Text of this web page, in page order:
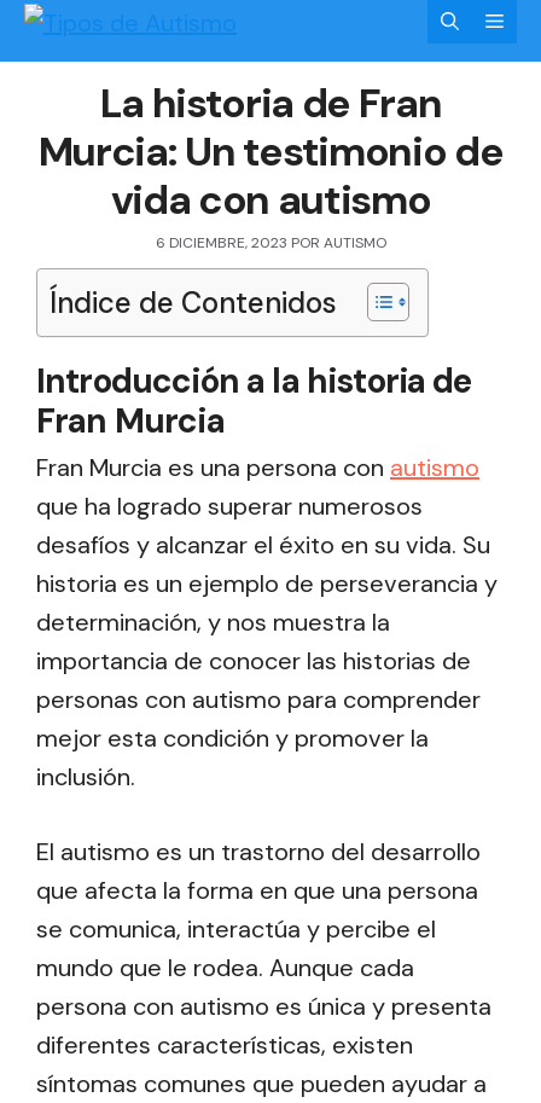
Saltar
al
contenidoLa historia de Fran
Murcia: Un testimonio de
vida con autismo
6 DICIEMBRE, 2023 POR AUTISMO
Índice de Contenidos
Introducción a la historia de
Fran Murcia
Fran Murcia es una persona con autismo
que ha logrado superar numerosos
desafíos y alcanzar el éxito en su vida. Su
historia es un ejemplo de perseverancia y
determinación, y nos muestra la
importancia de conocer las historias de
personas con autismo para comprender
mejor esta condición y promover la
inclusión.
El autismo es un trastorno del desarrollo
que afecta la forma en que una persona
se comunica, interactúa y percibe el
mundo que le rodea. Aunque cada
persona con autismo es única y presenta
diferentes características, existen
síntomas comunes que pueden ayudar a